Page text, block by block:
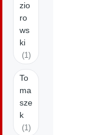
zio
ro
ws
ki
(1)
To
ma
sze
k
(1)